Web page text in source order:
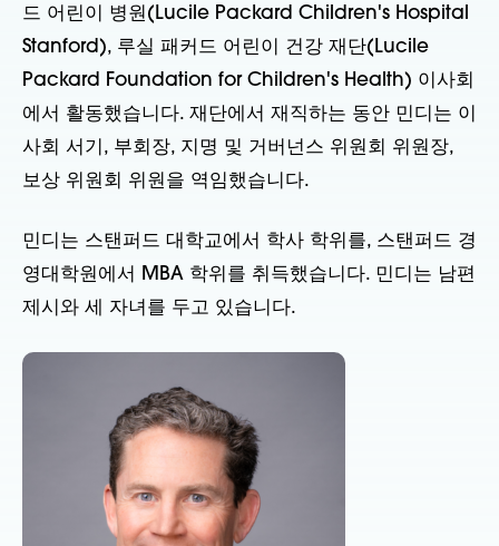
드 어린이 병원(Lucile Packard Children's Hospital
Stanford), 루실 패커드 어린이 건강 재단(Lucile
Packard Foundation for Children's Health) 이사회
에서 활동했습니다. 재단에서 재직하는 동안 민디는 이
사회 서기, 부회장, 지명 및 거버넌스 위원회 위원장,
보상 위원회 위원을 역임했습니다.
민디는 스탠퍼드 대학교에서 학사 학위를, 스탠퍼드 경
영대학원에서 MBA 학위를 취득했습니다. 민디는 남편
제시와 세 자녀를 두고 있습니다.